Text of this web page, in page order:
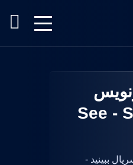
See -
ببینید -